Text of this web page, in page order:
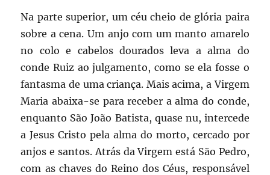
Na parte superior, um céu cheio de glória paira
sobre a cena. Um anjo com um manto amarelo
no colo e cabelos dourados leva a alma do
conde Ruiz ao julgamento, como se ela fosse o
fantasma de uma criança. Mais acima, a Virgem
Maria abaixa-se para receber a alma do conde,
enquanto São João Batista, quase nu, intercede
a Jesus Cristo pela alma do morto, cercado por
anjos e santos. Atrás da Virgem está São Pedro,
com as chaves do Reino dos Céus, responsável